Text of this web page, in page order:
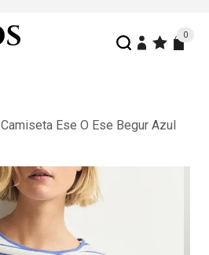
0
Camiseta Ese O Ese Begur Azul